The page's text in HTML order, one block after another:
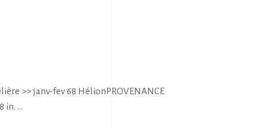
>> janv-fev 68 HélionPROVENANCE
in.